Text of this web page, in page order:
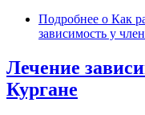
Подробнее о Как
зависимость у
Лечение
Кургане